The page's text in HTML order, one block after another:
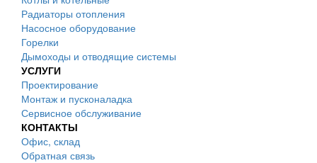
Радиаторы отопления
Насосное оборудование
Горелки
Дымоходы и отводящие системы
УСЛУГИ
Проектирование
Монтаж и пусконаладка
Сервисное обслуживание
КОНТАКТЫ
Офис, склад
Обратная связь